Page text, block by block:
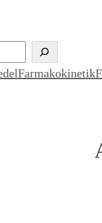
Farmakokinetik